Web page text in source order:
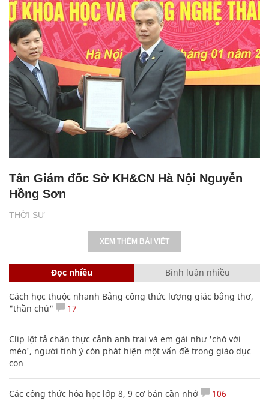
THỜI SỰ
Tân Giám đốc Sở KH&CN Hà Nội Nguyễn
Hồng Sơn
XEM THÊM BÀI VIẾT
Đọc nhiều Bình luận nhiều
Cách học thuộc nhanh Bảng công thức lượng giác bằng thơ,
"thần chú"
17
Clip lột tả chân thực cảnh anh trai và em gái như 'chó với
mèo', người tinh ý còn phát hiện một vấn đề trong giáo dục
con
Các công thức hóa học lớp 8, 9 cơ bản cần nhớ 106